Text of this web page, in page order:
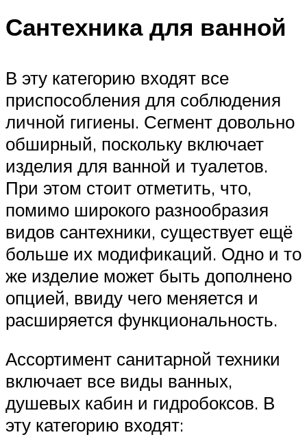
Сантехника для ванной
В эту категорию входят все
приспособления для соблюдения
личной гигиены. Сегмент довольно
обширный, поскольку включает
изделия для ванной и туалетов.
При этом стоит отметить, что,
помимо широкого разнообразия
видов сантехники, существует ещё
больше их модификаций. Одно и то
же изделие может быть дополнено
опцией, ввиду чего меняется и
расширяется функциональность.
Ассортимент санитарной техники
включает все виды ванных,
душевых кабин и гидробоксов. В
эту категорию входят: